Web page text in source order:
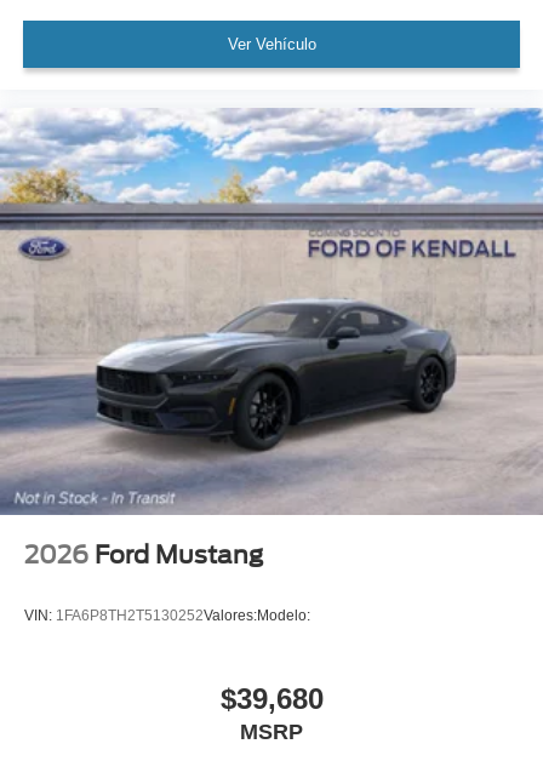
Ver Vehículo
2026 Ford Mustang
VIN: 1FA6P8TH2T5130252Valores:Modelo:
$39,680
MSRP